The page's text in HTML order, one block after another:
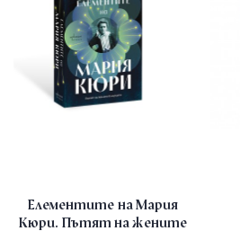
Елементите на Мария
Кюри. Пътят на жените